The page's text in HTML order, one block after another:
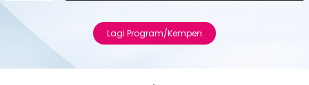
Lagi Program/Kempen